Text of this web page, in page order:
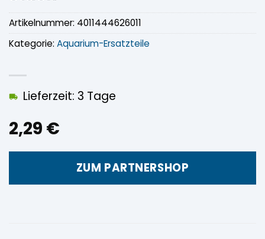
2,29 €
Lieferzeit: 3 Tage
ZUM PARTNERSHOP
Artikelnummer: 4011444626011
Kategorie: Aquarium-Ersatzteile